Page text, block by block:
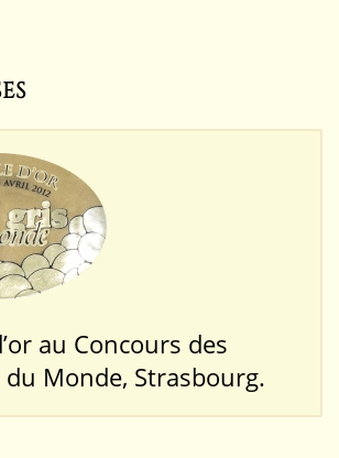
au Concours des
Monde, Strasbourg.